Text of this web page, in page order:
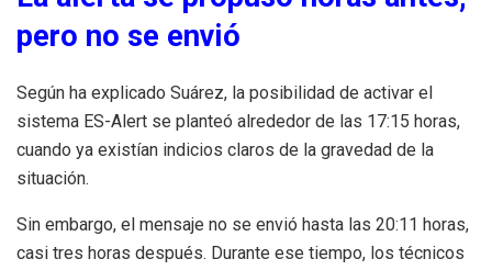
pero no se envió
Según ha explicado Suárez, la posibilidad de activar el
sistema ES-Alert se planteó alrededor de las 17:15 horas,
cuando ya existían indicios claros de la gravedad de la
situación.
Sin embargo, el mensaje no se envió hasta las 20:11 horas,
casi tres horas después. Durante ese tiempo, los técnicos